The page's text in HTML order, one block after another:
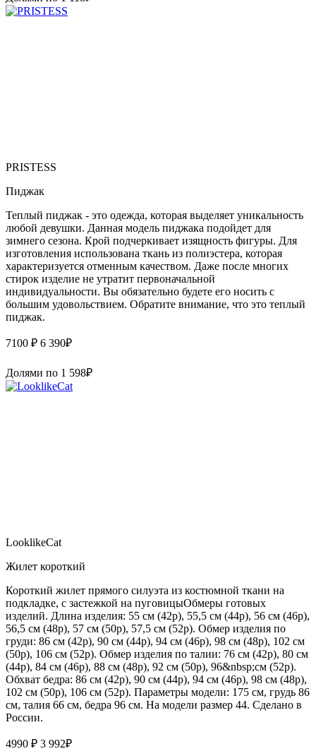
PRISTESS
Пиджак
Теплый пиджак - это одежда, которая выделяет уникальность
любой девушки. Данная модель пиджака подойдет для
зимнего сезона. Крой подчеркивает изящность фигуры. Для
изготовления использована ткань из полиэстера, которая
характеризуется отменным качеством. Даже после многих
стирок изделие не утратит первоначальной
индивидуальности. Вы обязательно будете его носить с
большим удовольствием. Обратите внимание, что это теплый
пиджак.
7100 ₽ 6 390₽
Долями по 1 598₽
LooklikeCat
Жилет короткий
Короткий жилет прямого силуэта из костюмной ткани на
подкладке, с застежкой на пуговицыОбмеры готовых
изделий. Длина изделия: 55 см (42р), 55,5 см (44р), 56 см (46р),
56,5 см (48р), 57 см (50р), 57,5 см (52р). Обмер изделия по
груди: 86 см (42р), 90 см (44р), 94 см (46р), 98 см (48р), 102 см
(50р), 106 см (52р). Обмер изделия по талии: 76 см (42р), 80 см
(44р), 84 см (46р), 88 см (48р), 92 см (50р), 96&nbsp;см (52р).
Обхват бедра: 86 см (42р), 90 см (44р), 94 см (46р), 98 см (48р),
102 см (50р), 106 см (52р). Параметры модели: 175 см, грудь 86
см, талия 66 см, бедра 96 см. На модели размер 44. Сделано в
России.
4990 ₽ 3 992₽